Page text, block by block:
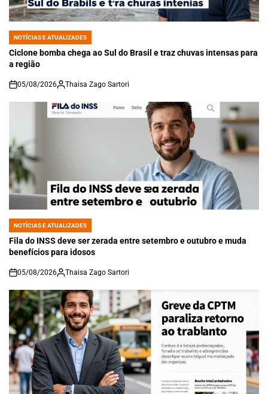
POSTED
IN
NOTÍCIAS E ATUALIZADES
Ciclone bomba chega ao Sul do Brasil e traz chuvas intensas para
a região
on
05/08/2026 Thaisa Zago Sartori
POSTED
IN
NOTÍCIAS E ATUALIZADES
Fila do INSS deve ser zerada entre setembro e outubro e muda
benefícios para idosos
on
05/08/2026 Thaisa Zago Sartori